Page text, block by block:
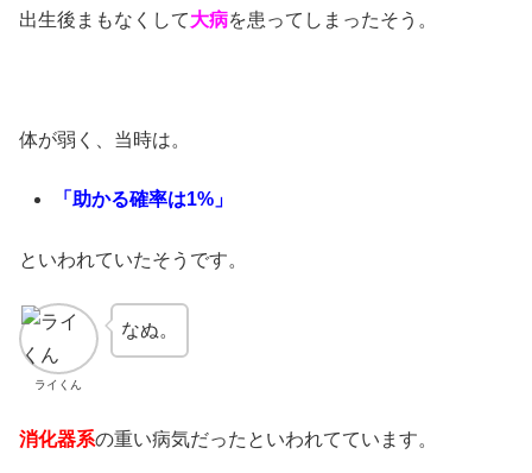
出生後まもなくして大病を患ってしまったそう。
体が弱く、当時は。
「助かる確率は1%」
といわれていたそうです。
ライくん
なぬ。
消化器系の重い病気だったといわれてています。